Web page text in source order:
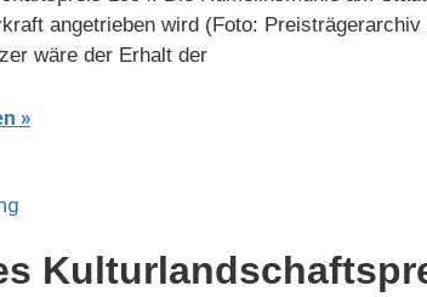
angetrieben wird (Foto:
wäre der Erhalt der